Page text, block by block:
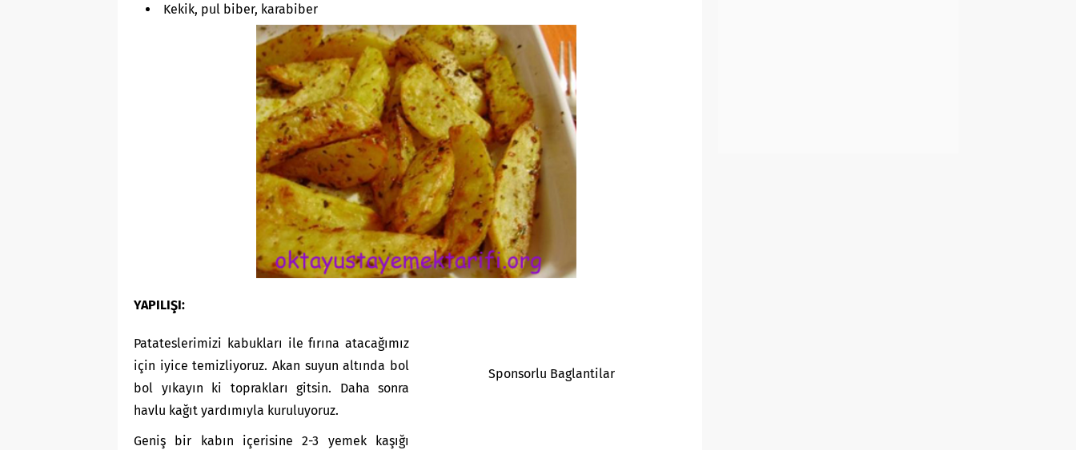
Kekik, pul biber, karabiber
YAPILIŞI:
Sponsorlu Baglantilar
Patateslerimizi kabukları ile fırına atacağımız
için iyice temizliyoruz. Akan suyun altında bol
bol yıkayın ki toprakları gitsin. Daha sonra
havlu kağıt yardımıyla kuruluyoruz.
Geniş bir kabın içerisine 2-3 yemek kaşığı